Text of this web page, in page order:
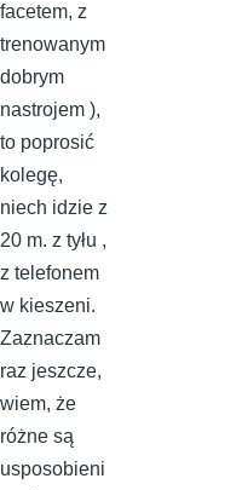
facetem, z
trenowanym
dobrym
nastrojem ),
to poprosić
kolegę,
niech idzie z
20 m. z tyłu ,
z telefonem
w kieszeni.
Zaznaczam
raz jeszcze,
wiem, że
różne są
usposobieni